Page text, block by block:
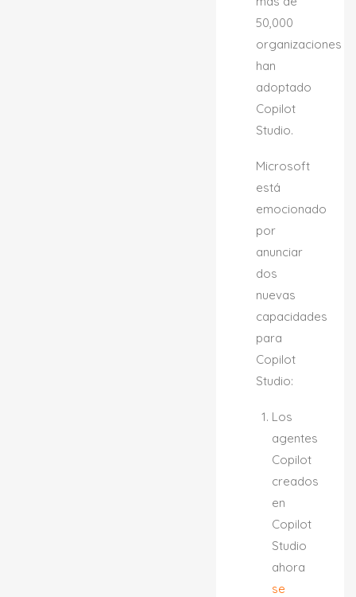
50,000
organizaciones
han
adoptado
Copilot
Studio.
Microsoft
está
emocionado
por
anunciar
dos
nuevas
capacidades
para
Copilot
Studio:
Los
agentes
Copilot
creados
en
Copilot
Studio
ahora
se